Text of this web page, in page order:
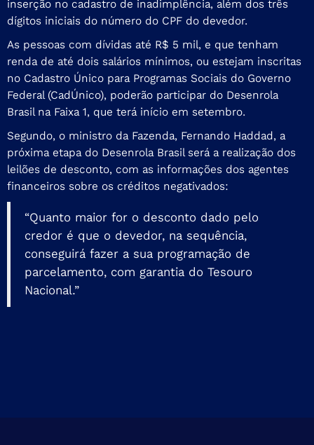
inserção no cadastro de inadimplência, além dos três
dígitos iniciais do número do CPF do devedor.
As pessoas com dívidas até R$ 5 mil, e que tenham
renda de até dois salários mínimos, ou estejam inscritas
no Cadastro Único para Programas Sociais do Governo
Federal (CadÚnico), poderão participar do Desenrola
Brasil na Faixa 1, que terá início em setembro.
Segundo, o ministro da Fazenda, Fernando Haddad, a
próxima etapa do Desenrola Brasil será a realização dos
leilões de desconto, com as informações dos agentes
financeiros sobre os créditos negativados:
“Quanto maior for o desconto dado pelo
credor é que o devedor, na sequência,
conseguirá fazer a sua programação de
parcelamento, com garantia do Tesouro
Nacional.”